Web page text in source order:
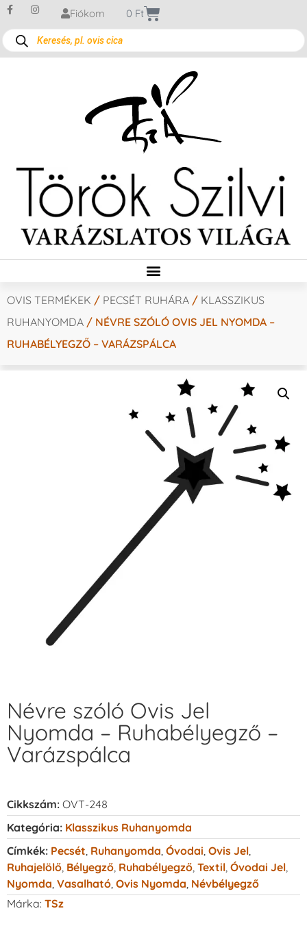
Fiókom 0 Ft
OVIS TERMÉKEK / PECSÉT RUHÁRA / KLASSZIKUS
RUHANYOMDA / NÉVRE SZÓLÓ OVIS JEL NYOMDA –
RUHABÉLYEGZŐ – VARÁZSPÁLCA
Névre szóló Ovis Jel
Nyomda – Ruhabélyegző –
Varázspálca
Cikkszám: OVT-248
Kategória: Klasszikus Ruhanyomda
Címkék: Pecsét Ruhanyomda Óvodai Ovis Jel
Ruhajelölő Bélyegző Ruhabélyegző Textil Óvodai Jel
Nyomda Vasalható Ovis Nyomda Névbélyegző
Márka: TSz